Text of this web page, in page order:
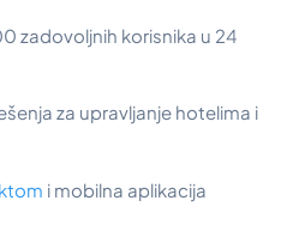
zadovoljnih korisnika u 24
za upravljanje hotelima i
i mobilna aplikacija